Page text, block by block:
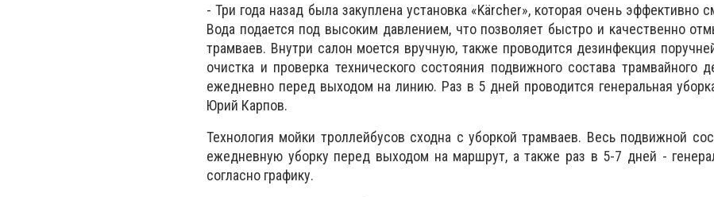
- Три года назад была закуплена установка «Kärcher», которая очень эффективно
Вода подается под высоким давлением, что позволяет быстро и качественно
трамваев. Внутри салон моется вручную, также проводится дезинфекция
очистка и проверка технического состояния подвижного состава трамвайного
ежедневно перед выходом на линию. Раз в 5 дней проводится генеральная
Юрий Карпов.
Технология мойки троллейбусов сходна с уборкой трамваев. Весь подвижной
ежедневную уборку перед выходом на маршрут, а также раз в 5-7 дней -
согласно графику.